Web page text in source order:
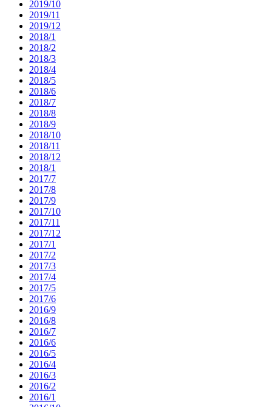
2019/10
2019/11
2019/12
2018/1
2018/2
2018/3
2018/4
2018/5
2018/6
2018/7
2018/8
2018/9
2018/10
2018/11
2018/12
2018/1
2017/7
2017/8
2017/9
2017/10
2017/11
2017/12
2017/1
2017/2
2017/3
2017/4
2017/5
2017/6
2016/9
2016/8
2016/7
2016/6
2016/5
2016/4
2016/3
2016/2
2016/1